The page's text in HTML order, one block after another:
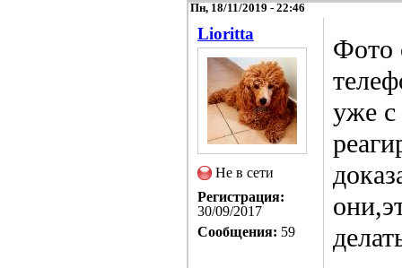
Пн, 18/11/2019 - 22:46
Lioritta
Не в сети
Регистрация:
30/09/2017
Сообщения: 59
Фото
уже